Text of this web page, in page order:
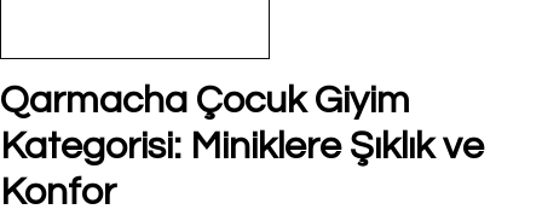
Qarmacha Çocuk Giyim
Kategorisi: Miniklere Şıklık ve
Konfor